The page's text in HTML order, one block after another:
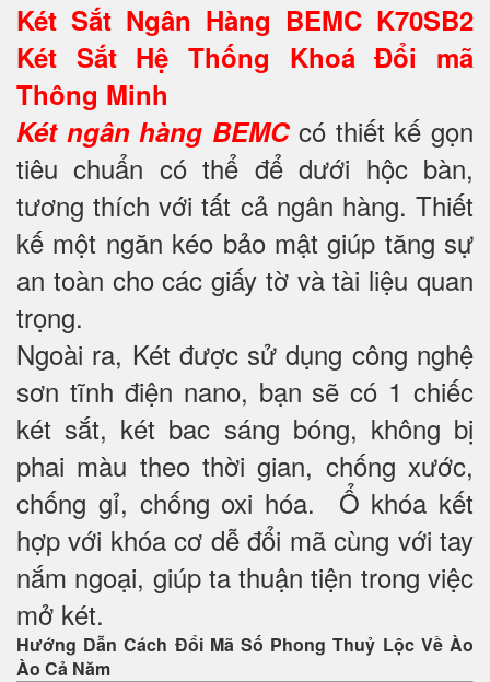
Két Sắt Ngân Hàng BEMC K70SB2
Két Sắt Hệ Thống Khoá Đổi mã
Thông Minh
Két ngân hàng BEMC có thiết kế gọn
tiêu chuẩn có thể để dưới hộc bàn,
tương thích với tất cả ngân hàng. Thiết
kế một ngăn kéo bảo mật giúp tăng sự
an toàn cho các giấy tờ và tài liệu quan
trọng.
Ngoài ra, Két được sử dụng công nghệ
sơn tĩnh điện nano, bạn sẽ có 1 chiếc
két sắt, két bac sáng bóng, không bị
phai màu theo thời gian, chống xước,
chống gỉ, chống oxi hóa. Ổ khóa kết
hợp với khóa cơ dễ đổi mã cùng với tay
nắm ngoại, giúp ta thuận tiện trong việc
mở két.
Hướng Dẫn Cách Đổi Mã Số Phong Thuỷ Lộc Về Ào
Ào Cả Năm